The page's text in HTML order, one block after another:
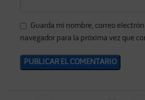
Guarda mi nombre, correo
navegador para la próxima vez que